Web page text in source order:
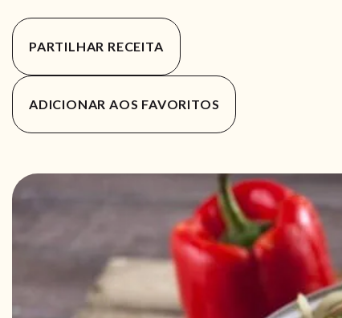
PARTILHAR RECEITA
ADICIONAR AOS FAVORITOS